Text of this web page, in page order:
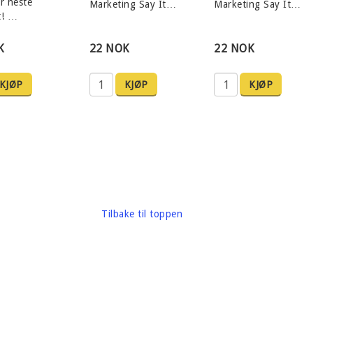
…
KJØP
Marketing Say It…
22 NOK
KJØP
Marketing Say It…
22 NOK
KJØP
Tilbake til toppen